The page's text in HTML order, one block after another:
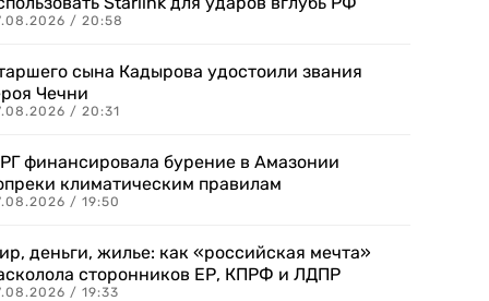
/ 20:58
сына Кадырова удостоили звания
Чечни
/ 20:31
финансировала бурение в Амазонии
климатическим правилам
/ 19:50
деньги, жилье: как «российская мечта»
сторонников ЕР, КПРФ и ЛДПР
/ 19:33